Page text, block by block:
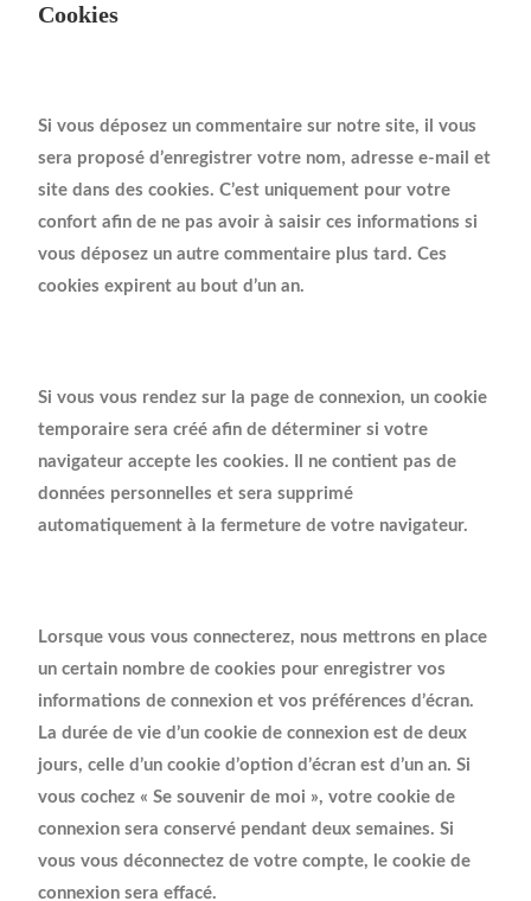
Cookies
Si vous déposez un commentaire sur notre site, il vous
sera proposé d’enregistrer votre nom, adresse e-mail et
site dans des cookies. C’est uniquement pour votre
confort afin de ne pas avoir à saisir ces informations si
vous déposez un autre commentaire plus tard. Ces
cookies expirent au bout d’un an.
Si vous vous rendez sur la page de connexion, un cookie
temporaire sera créé afin de déterminer si votre
navigateur accepte les cookies. Il ne contient pas de
données personnelles et sera supprimé
automatiquement à la fermeture de votre navigateur.
Lorsque vous vous connecterez, nous mettrons en place
un certain nombre de cookies pour enregistrer vos
informations de connexion et vos préférences d’écran.
La durée de vie d’un cookie de connexion est de deux
jours, celle d’un cookie d’option d’écran est d’un an. Si
vous cochez « Se souvenir de moi », votre cookie de
connexion sera conservé pendant deux semaines. Si
vous vous déconnectez de votre compte, le cookie de
connexion sera effacé.